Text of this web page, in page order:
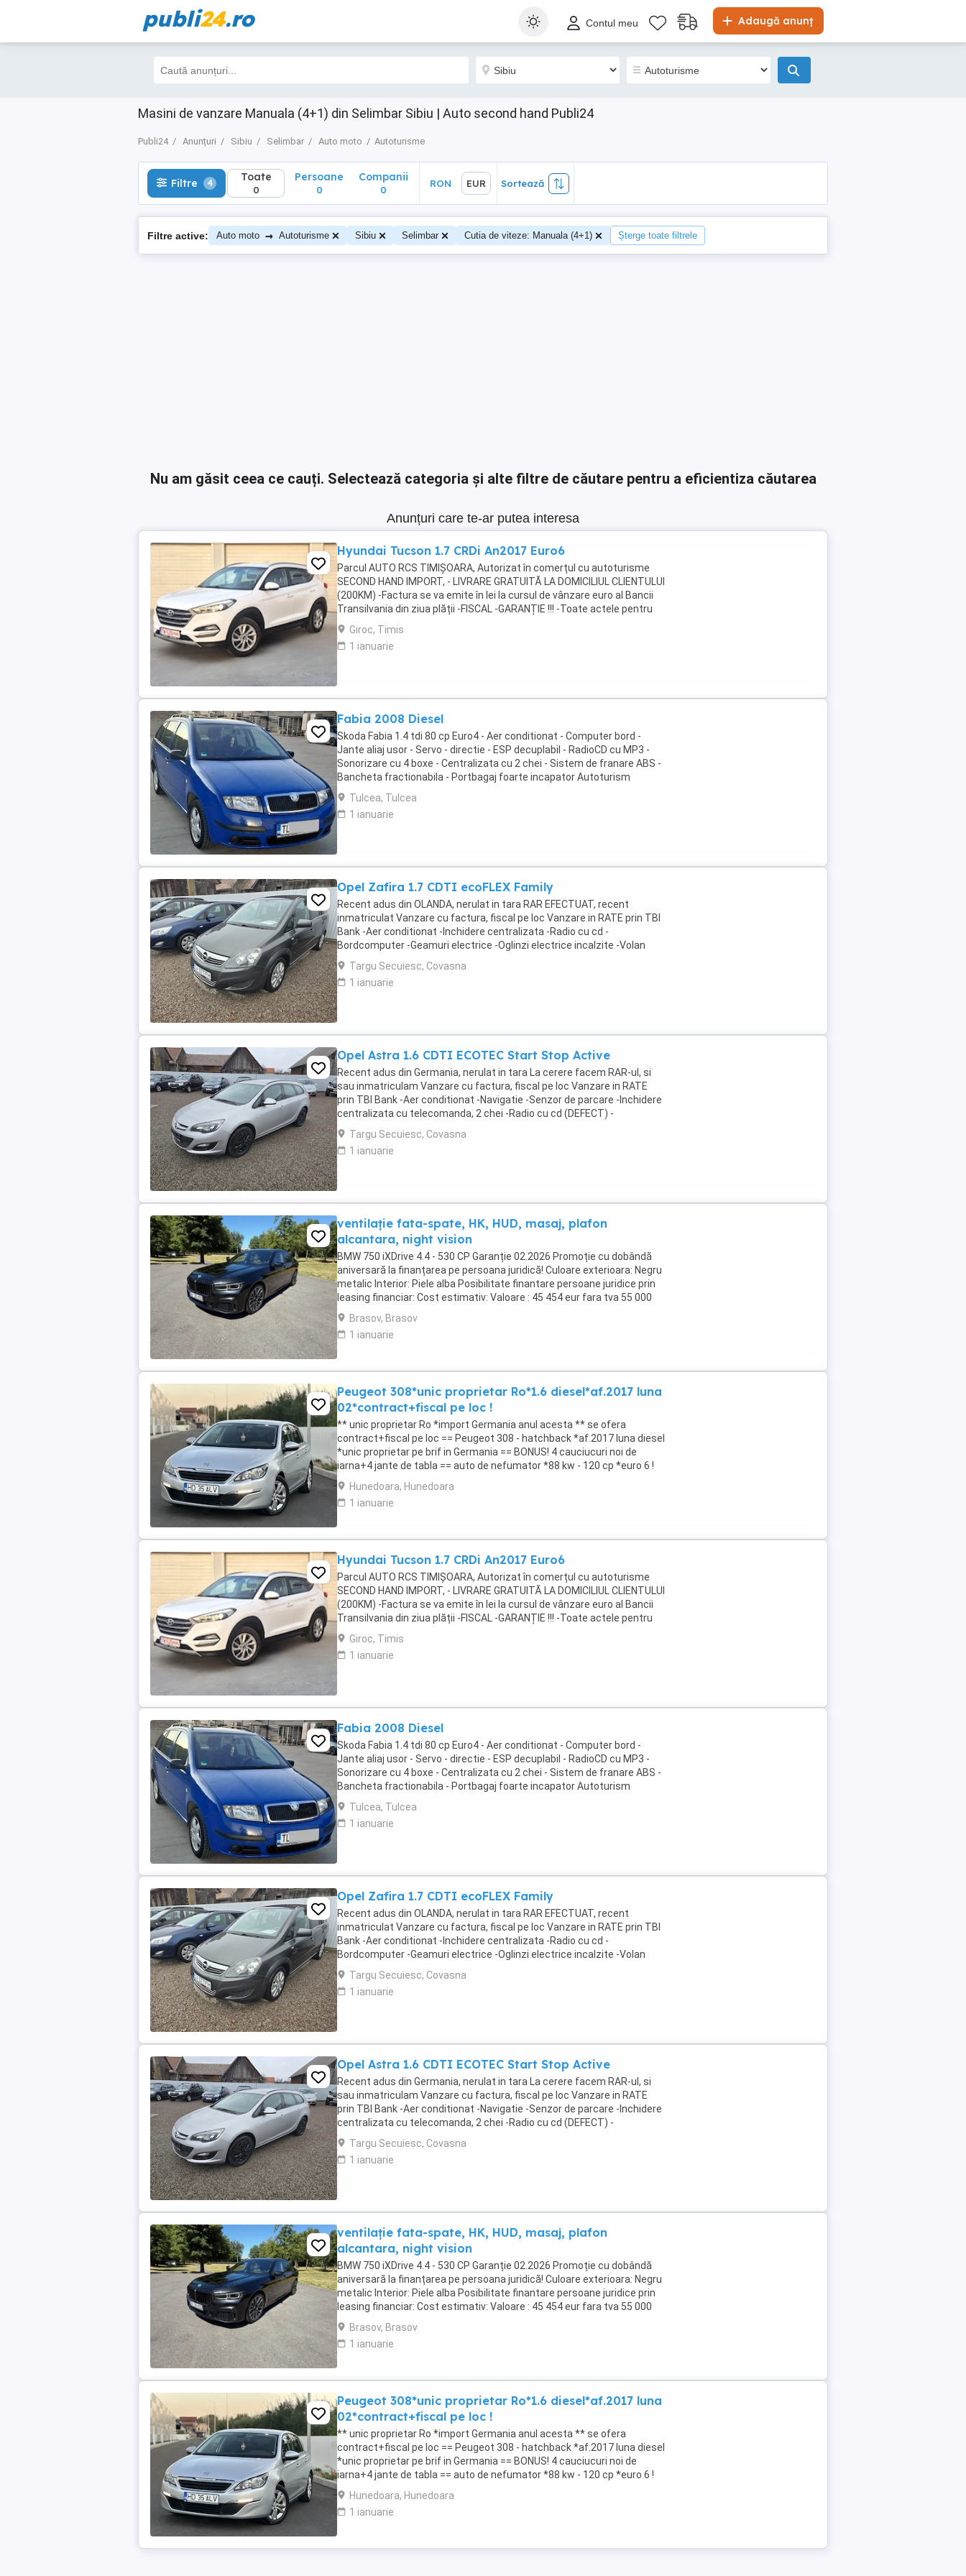
publi24.ro Adaugă anunț
Contul meu
Masini de vanzare Manuala (4+1) din Selimbar Sibiu | Auto second hand Publi24
Publi24 Anunțuri Sibiu Selimbar Auto moto Autoturisme
Filtre 4 Toate
0
Sortează
Filtre 4 Toate
0
Persoane
0
Companii
0
RON EUR Sortează
Filtre active: Auto moto → Autoturisme Sibiu Selimbar Cutia de viteze: Manuala (4+1) Șterge toate filtrele
Nu am găsit ceea ce cauți. Selectează categoria și alte filtre de căutare pentru a eficientiza căutarea
Anunțuri care te-ar putea interesa
Hyundai Tucson 1.7 CRDi An2017 Euro6
Parcul AUTO RCS TIMIȘOARA, Autorizat în comerțul cu autoturisme
SECOND HAND IMPORT, - LIVRARE GRATUITĂ LA DOMICILIUL CLIENTULUI
(200KM) -Factura se va emite în lei la cursul de vânzare euro al Bancii
Transilvania din ziua plății -FISCAL -GARANȚIE !!! -Toate actele pentru
înmatriculare definitivă în ...
Giroc, Timis
1 ianuarie
Fabia 2008 Diesel
Skoda Fabia 1.4 tdi 80 cp Euro4 - Aer conditionat - Computer bord -
Jante aliaj usor - Servo - directie - ESP decuplabil - RadioCD cu MP3 -
Sonorizare cu 4 boxe - Centralizata cu 2 chei - Sistem de franare ABS -
Bancheta fractionabila - Portbagaj foarte incapator Autoturism
inmatriculat, cu fiscalul ...
Tulcea, Tulcea
1 ianuarie
Opel Zafira 1.7 CDTI ecoFLEX Family
Recent adus din OLANDA, nerulat in tara RAR EFECTUAT, recent
inmatriculat Vanzare cu factura, fiscal pe loc Vanzare in RATE prin TBI
Bank -Aer conditionat -Inchidere centralizata -Radio cu cd -
Bordcomputer -Geamuri electrice -Oglinzi electrice incalzite -Volan
reglabil, multifunctional -Airbag -ABS -Servodirectie -Scaune ...
Targu Secuiesc, Covasna
1 ianuarie
Opel Astra 1.6 CDTI ECOTEC Start Stop Active
Recent adus din Germania, nerulat in tara La cerere facem RAR-ul, si
sau inmatriculam Vanzare cu factura, fiscal pe loc Vanzare in RATE
prin TBI Bank -Aer conditionat -Navigatie -Senzor de parcare -Inchidere
centralizata cu telecomanda, 2 chei -Radio cu cd (DEFECT) -
Bordcomputer -Geamuri ...
Targu Secuiesc, Covasna
1 ianuarie
ventilație fata-spate, HK, HUD, masaj, plafon
alcantara, night vision
BMW 750 iXDrive 4.4 - 530 CP Garanție 02.2026 Promoție cu dobândă
aniversară la finanțarea pe persoana juridică! Culoare exterioara: Negru
metalic Interior: Piele alba Posibilitate finantare persoane juridice prin
leasing financiar: Cost estimativ: Valoare : 45 454 eur fara tva 55 000
euro cu tva avans ...
Brasov, Brasov
1 ianuarie
Peugeot 308*unic proprietar Ro*1.6 diesel*af.2017 luna
02*contract+fiscal pe loc !
** unic proprietar Ro *import Germania anul acesta ** se ofera
contract+fiscal pe loc == Peugeot 308 - hatchback *af.2017 luna diesel
*unic proprietar pe brif in Germania == BONUS! 4 cauciucuri noi de
iarna+4 jante de tabla == auto de nefumator *88 kw - 120 cp *euro 6 !
== km:223.724 *daylights-lumini ...
Hunedoara, Hunedoara
1 ianuarie
Hyundai Tucson 1.7 CRDi An2017 Euro6
Parcul AUTO RCS TIMIȘOARA, Autorizat în comerțul cu autoturisme
SECOND HAND IMPORT, - LIVRARE GRATUITĂ LA DOMICILIUL CLIENTULUI
(200KM) -Factura se va emite în lei la cursul de vânzare euro al Bancii
Transilvania din ziua plății -FISCAL -GARANȚIE !!! -Toate actele pentru
înmatriculare definitivă în ...
Giroc, Timis
1 ianuarie
Fabia 2008 Diesel
Skoda Fabia 1.4 tdi 80 cp Euro4 - Aer conditionat - Computer bord -
Jante aliaj usor - Servo - directie - ESP decuplabil - RadioCD cu MP3 -
Sonorizare cu 4 boxe - Centralizata cu 2 chei - Sistem de franare ABS -
Bancheta fractionabila - Portbagaj foarte incapator Autoturism
inmatriculat, cu fiscalul ...
Tulcea, Tulcea
1 ianuarie
Opel Zafira 1.7 CDTI ecoFLEX Family
Recent adus din OLANDA, nerulat in tara RAR EFECTUAT, recent
inmatriculat Vanzare cu factura, fiscal pe loc Vanzare in RATE prin TBI
Bank -Aer conditionat -Inchidere centralizata -Radio cu cd -
Bordcomputer -Geamuri electrice -Oglinzi electrice incalzite -Volan
reglabil, multifunctional -Airbag -ABS -Servodirectie -Scaune ...
Targu Secuiesc, Covasna
1 ianuarie
Opel Astra 1.6 CDTI ECOTEC Start Stop Active
Recent adus din Germania, nerulat in tara La cerere facem RAR-ul, si
sau inmatriculam Vanzare cu factura, fiscal pe loc Vanzare in RATE
prin TBI Bank -Aer conditionat -Navigatie -Senzor de parcare -Inchidere
centralizata cu telecomanda, 2 chei -Radio cu cd (DEFECT) -
Bordcomputer -Geamuri ...
Targu Secuiesc, Covasna
1 ianuarie
ventilație fata-spate, HK, HUD, masaj, plafon
alcantara, night vision
BMW 750 iXDrive 4.4 - 530 CP Garanție 02.2026 Promoție cu dobândă
aniversară la finanțarea pe persoana juridică! Culoare exterioara: Negru
metalic Interior: Piele alba Posibilitate finantare persoane juridice prin
leasing financiar: Cost estimativ: Valoare : 45 454 eur fara tva 55 000
euro cu tva avans ...
Brasov, Brasov
1 ianuarie
Peugeot 308*unic proprietar Ro*1.6 diesel*af.2017 luna
02*contract+fiscal pe loc !
** unic proprietar Ro *import Germania anul acesta ** se ofera
contract+fiscal pe loc == Peugeot 308 - hatchback *af.2017 luna diesel
*unic proprietar pe brif in Germania == BONUS! 4 cauciucuri noi de
iarna+4 jante de tabla == auto de nefumator *88 kw - 120 cp *euro 6 !
== km:223.724 *daylights-lumini ...
Hunedoara, Hunedoara
1 ianuarie